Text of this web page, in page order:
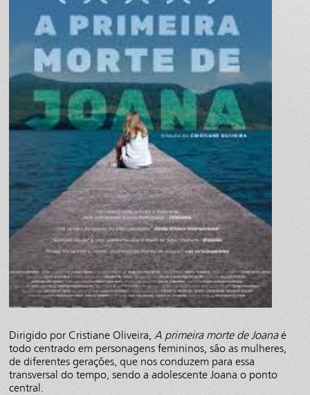
Dirigido por Cristiane Oliveira, A primeira morte de Joanaé
todo centrado em personagens femininos, são as mulheres,
de diferentes gerações, que nos conduzem para essa
transversal do tempo, sendo a adolescente Joana o ponto
central.